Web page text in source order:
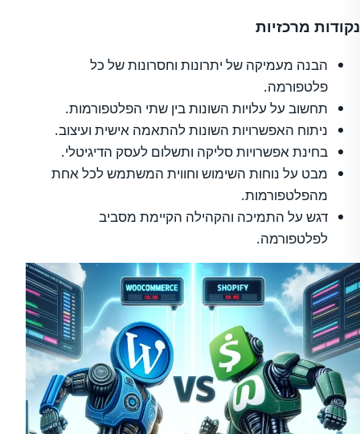
נקודות מרכזיות
הבנה מעמיקה של יתרונות וחסרונות של כל
פלטפורמה.
תחשוב על עלויות השונות בין שתי הפלטפורמות.
ניתוח האפשרויות השונות להתאמה אישית ועיצוב.
בחינת אפשרויות סליקה ותשלום לעסק הדיגיטלי.
מבט על נוחות השימוש וחווית המשתמש לכל אחת
מהפלטפורמות.
דגש על התמיכה והקהילה הקיימת מסביב
לפלטפורמה.